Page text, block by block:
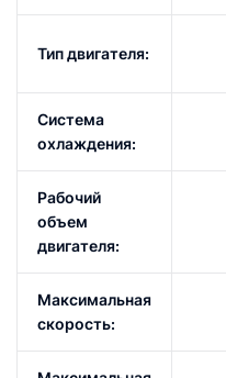
Тип двигателя:
Система
охлаждения:
Рабочий
объем
двигателя:
Максимальная
скорость: